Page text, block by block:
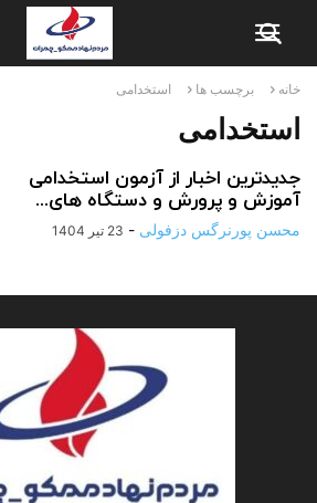
خانه برچسب ها استخدامی
استخدامی
جدیدترین اخبار از آزمون استخدامی
آموزش و پرورش و دستگاه های...
محسن پورنرگس دزفولی - 23 تیر 1404